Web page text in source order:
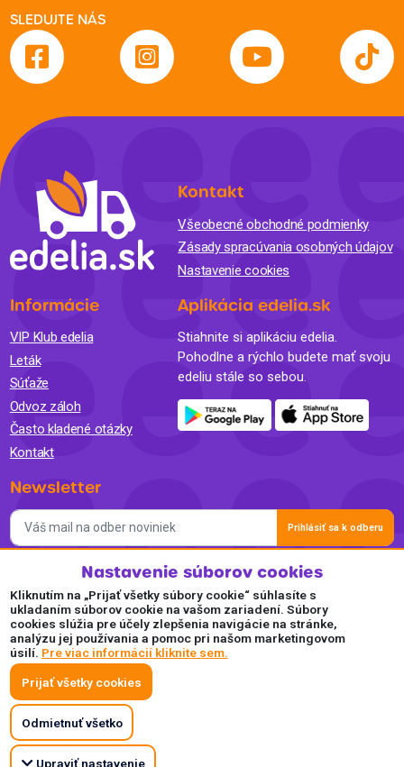
SLEDUJTE NÁS
Kontakt
Všeobecné obchodné podmienky
Zásady spracúvania osobných údajov
Nastavenie cookies
Informácie
VIP Klub edelia
Leták
Súťaže
Odvoz záloh
Často kladené otázky
Kontakt
Aplikácia edelia.sk
Stiahnite si aplikáciu edelia.
Pohodlne a rýchlo budete mať svoju
edeliu stále so sebou.
Newsletter
Prihlásiť sa k odberu
Súhlasím so spracovaním osobných údajov a so zasielaním
newslettra na marketingové účely a oboznámil som sa so
Zásadami ochrany osobných údajov.
Akceptujeme
Plaťte pohodlne a bezpečne online.
Nastavenie súborov cookies
Kliknutím na „Prijať všetky súbory cookie“ súhlasíte s
ukladaním súborov cookie na vašom zariadení. Súbory
cookies slúžia pre účely zlepšenia navigácie na stránke,
analýzu jej používania a pomoc pri našom marketingovom
úsilí. Pre viac informácií kliknite sem.
Prijať všetky cookies
Odmietnuť všetko
Upraviť nastavenie